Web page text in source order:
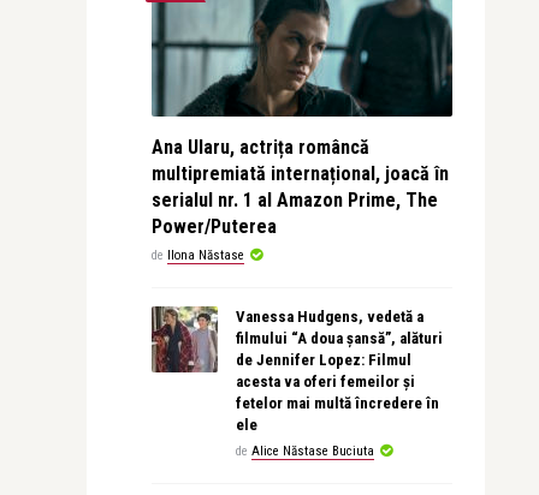
Ana Ularu, actrița româncă
multipremiată internațional, joacă în
serialul nr. 1 al Amazon Prime, The
Power/Puterea
de Ilona Năstase
Vanessa Hudgens, vedetă a
filmului “A doua șansă”, alături
de Jennifer Lopez: Filmul
acesta va oferi femeilor și
fetelor mai multă încredere în
ele
de Alice Năstase Buciuta